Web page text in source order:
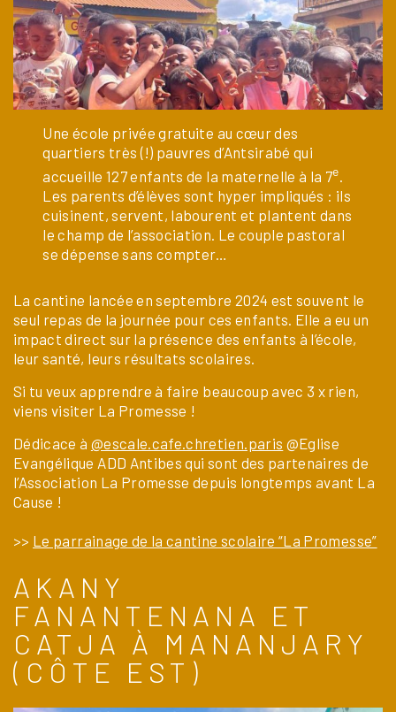
Une école privée gratuite au cœur des
quartiers très (!) pauvres d’Antsirabé qui
accueille 127 enfants de la maternelle à la 7e.
Les parents d’élèves sont hyper impliqués : ils
cuisinent, servent, labourent et plantent dans
le champ de l’association. Le couple pastoral
se dépense sans compter…
La cantine lancée en septembre 2024 est souvent le
seul repas de la journée pour ces enfants. Elle a eu un
impact direct sur la présence des enfants à l’école,
leur santé, leurs résultats scolaires.
Si tu veux apprendre à faire beaucoup avec 3 x rien,
viens visiter La Promesse !
Dédicace à @escale.cafe.chretien.paris @Eglise
Evangélique ADD Antibes qui sont des partenaires de
l’Association La Promesse depuis longtemps avant La
Cause !
>> Le parrainage de la cantine scolaire “La Promesse”
AKANY
FANANTENANA ET
CATJA À MANANJARY
(CÔTE EST)